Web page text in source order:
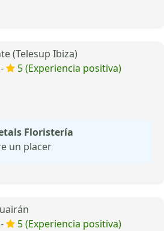
(Telesup Ibiza)
5 (Experiencia positiva)
Floristería
un placer
5 (Experiencia positiva)